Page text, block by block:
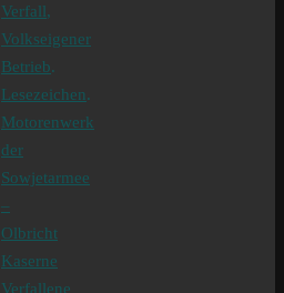
Verfall,
Volkseigener
Betrieb.
Lesezeichen.
Motorenwerk
der
Sowjetarmee
–
Olbricht
Kaserne
Verfallene